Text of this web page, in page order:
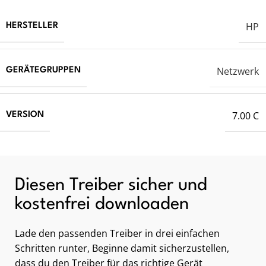
HERSTELLER HP
GERÄTEGRUPPEN Netzwerk
VERSION 7.00 C
Diesen Treiber sicher und
kostenfrei downloaden
Lade den passenden Treiber in drei einfachen
Schritten runter, Beginne damit sicherzustellen,
dass du den Treiber für das richtige Gerät